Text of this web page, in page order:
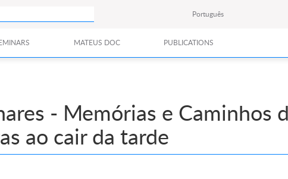
Português
MATEUS DOC PUBLICATIONS
- Memórias e Caminhos
ao cair da tarde